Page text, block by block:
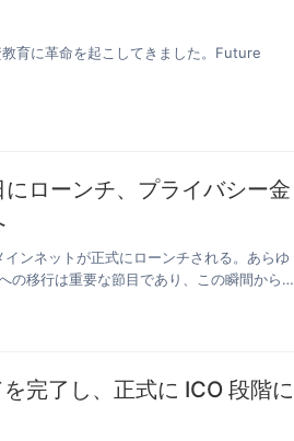
育に革命を起こしてきました。Future
ローンチ、プライバシー金
ンネットが正式にローンチされる。あらゆ
の移行は重要な節目であり、この瞬間から、
完了し、正式に ICO 段階に